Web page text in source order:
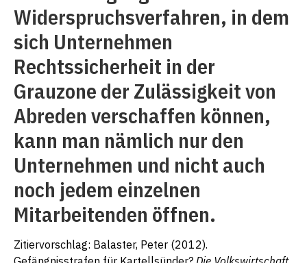
Widerspruchsverfahren, in dem
sich Unternehmen
Rechtssicherheit in der
Grauzone der Zulässigkeit von
Abreden verschaffen können,
kann man nämlich nur den
Unternehmen und nicht auch
noch jedem einzelnen
Mitarbeitenden öffnen.
Zitiervorschlag: Balaster, Peter (2012).